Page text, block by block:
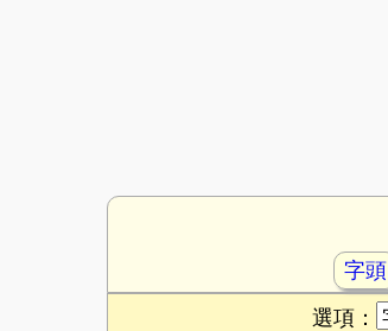
字頭
選項：